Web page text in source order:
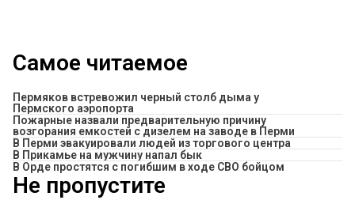
Самое читаемое
Пермяков встревожил черный столб дыма у
Пермского аэропорта
Пожарные назвали предварительную причину
возгорания емкостей с дизелем на заводе в Перми
В Перми эвакуировали людей из торгового центра
​В Прикамье на мужчину напал бык
В Орде простятся с погибшим в ходе СВО бойцом
Не пропустите